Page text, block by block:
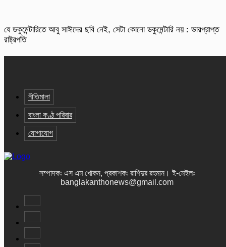
যে ডকুমেন্টারিতে আবু সাঈদের ছবি নেই, সেটা কোনো ডকুমেন্টারি নয় : ভারপ্রাপ্ত
রাষ্ট্রপতি
নীতিমালা
বাংলা কণ্ঠ পরিবার
যোগাযোগ
সম্পাদকঃ এস এম খোকন, প্রকাশকঃ রাশিদুর রহমান । ই-মেইলঃ
banglakanthonews@gmail.com